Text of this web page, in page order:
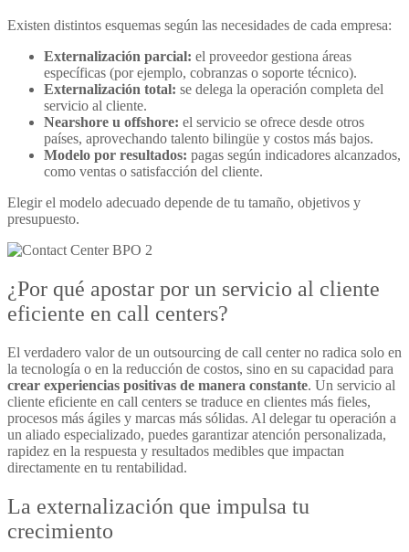
Existen distintos esquemas según las necesidades de cada empresa:
Externalización parcial: el proveedor gestiona áreas
específicas (por ejemplo, cobranzas o soporte técnico).
Externalización total: se delega la operación completa del
servicio al cliente.
Nearshore u offshore: el servicio se ofrece desde otros
países, aprovechando talento bilingüe y costos más bajos.
Modelo por resultados: pagas según indicadores alcanzados,
como ventas o satisfacción del cliente.
Elegir el modelo adecuado depende de tu tamaño, objetivos y
presupuesto.
¿Por qué apostar por un servicio al cliente
eficiente en call centers?
El verdadero valor de un outsourcing de call centerno radica solo en
la tecnología o en la reducción de costos, sino en su capacidad para
crear experiencias positivas de manera constante. Un servicio al
cliente eficiente en call centers se traduce en clientes más fieles,
procesos más ágiles y marcas más sólidas. Al delegar tu operación a
un aliado especializado, puedes garantizar atención personalizada,
rapidez en la respuesta y resultados medibles que impactan
directamente en tu rentabilidad.
La externalización que impulsa tu
crecimiento